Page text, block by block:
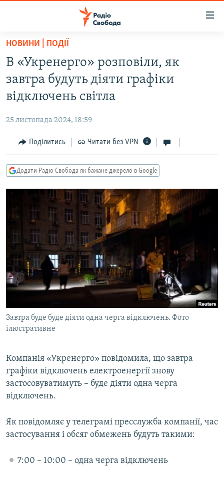
Перейти
основного
матеріалу
Перейти
до
основної
Перейти
до
пошуку
ВСЕ ЗА ДОБУ
СТАТТІ
ЕКОНОМІКА
СУСПІЛЬСТВО
СВІТ
РОСІЙСЬКА «ФІЛЬТРАЦІЯ»
ДОНБАС.РЕАЛІЇ
ТИ ЯК?
КИТАЙ.ВИКЛИКИ
МУЛЬТИМЕДІА
СПЕЦПРОЄКТИ
ПОДКАСТИ
КРИМ РЕАЛІЇ
РУС
КТАТ
ДОЛУЧАЙСЯ!
Усі сайти RFE/RL
НОВИНИ | ПОДІЇ
В «Укренерго» розповіли, як
завтра будуть діяти графіки
відключень світла
25 листопада 2024, 18:59
Поділитись Читати без VPN
Додати Радіо Свобода як бажане джерело в Google
Завтра буде буде діяти одна черга відключень. Фото
ілюстративне
Компанія «Укренерго» повідомила, що завтра
графіки відключень електроенергії знову
застосовуватимуть – буде діяти одна черга
відключень.
Як повідомляє у телеграмі пресслужба компанії, час
застосування і обсяг обмежень будуть такими:
7:00 – 10:00 – одна черга відключень